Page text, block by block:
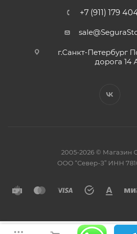
+7 (911) 179
г.Санкт-Петербург
дорога 14
2005-2026 © Магазин
ООО “Север-З” ИНН